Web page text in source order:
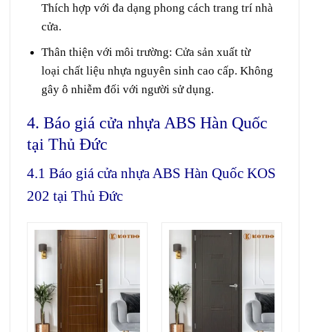
Thích hợp với đa dạng phong cách trang trí nhà
cửa.
Thân thiện với môi trường: Cửa sản xuất từ
loại chất liệu nhựa nguyên sinh cao cấp. Không
gây ô nhiễm đối với người sử dụng.
4. Báo giá cửa nhựa ABS Hàn Quốc
tại Thủ Đức
4.1 Báo giá cửa nhựa ABS Hàn Quốc KOS
202 tại Thủ Đức